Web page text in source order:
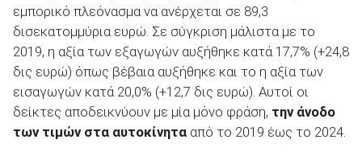
εμπορικό πλεόνασμα να ανέρχεται σε 89,3
δισεκατομμύρια ευρώ. Σε σύγκριση μάλιστα με το
2019, η αξία των εξαγωγών αυξήθηκε κατά 17,7% (+24,8
δις ευρώ) όπως βέβαια αυξήθηκε και το η αξία των
εισαγωγών κατά 20,0% (+12,7 δις ευρώ). Αυτοί οι
δείκτες αποδεικνύουν με μία μόνο φράση, την άνοδο
των τιμών στα αυτοκίνητα από το 2019 έως το 2024.